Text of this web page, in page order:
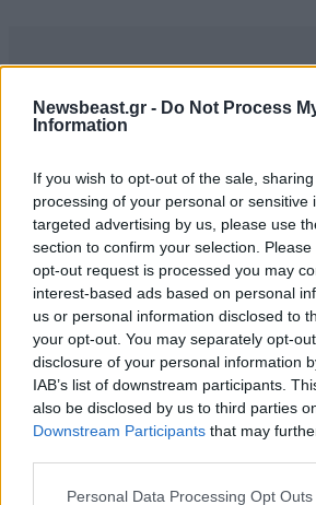
Newsbeast.gr - Do Not Process
Information
If you wish to opt-out of the sale,
processing of your personal or sensitive
targeted advertising by us, please use
section to confirm your selection.
opt-out request is processed you may
interest-based ads based on personal
us or personal information disclosed to
your opt-out. You may separately opt-
disclosure of your personal information
IAB’s list of downstream participants.
also be disclosed by us to third parties
Downstream Participants that may
Please note that this website/app uses
Personal Data Processing Opt Outs